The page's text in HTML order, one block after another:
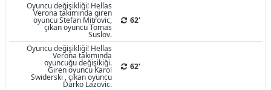
Oyuncu değişikliği! Hellas
Verona takımında giren
oyuncu Stefan Mitrovic,
çıkan oyuncu Tomas
Suslov.
62'
Oyuncu değişikliği! Hellas
Verona takımında
oyuncuğu değişikiği.
Giren oyuncu Karol
Swiderski , çıkan oyuncu
Darko Lazovic.
62'